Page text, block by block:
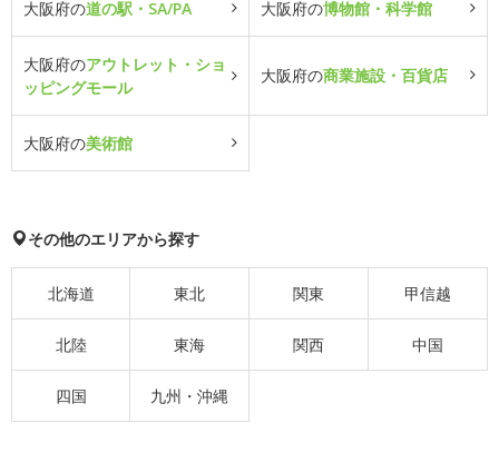
大阪府の道の駅・SA/PA 大阪府の博物館・科学館
大阪府のアウトレット・ショ
ッピングモール
大阪府の商業施設・百貨店
大阪府の美術館
その他のエリアから探す
北海道 東北 関東 甲信越
北陸 東海 関西 中国
四国 九州・沖縄